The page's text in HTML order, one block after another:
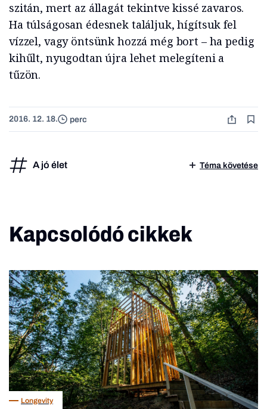
szitán, mert az állagát tekintve kissé zavaros.
Ha túlságosan édesnek találjuk, hígítsuk fel
vízzel, vagy öntsünk hozzá még bort – ha pedig
kihűlt, nyugodtan újra lehet melegíteni a
tűzön.
2016. 12. 18. perc
A jó élet Téma követése
Kapcsolódó cikkek
Longevity